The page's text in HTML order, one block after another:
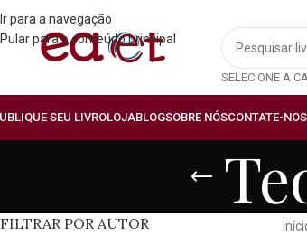
Ir para a navegação
Pular para o conteúdo principal
SELECIONE A
SEU LIVROLOJABLOGSOBRE NÓSCONTATE-NOS
FILTRAR POR AUTOR